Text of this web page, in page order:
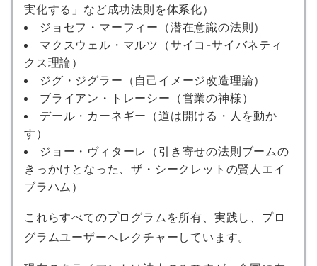
実化する」など成功法則を体系化）
ジョセフ・マーフィー（潜在意識の法則）
マクスウェル・マルツ（サイコ-サイバネティ
クス理論）
ジグ・ジグラー（自己イメージ改造理論）
ブライアン・トレーシー（営業の神様）
デール・カーネギー（道は開ける・人を動か
す）
ジョー・ヴィターレ（引き寄せの法則ブームの
きっかけとなった、ザ・シークレットの賢人エイ
ブラハム）
これらすべてのプログラムを所有、実践し、プロ
グラムユーザーへレクチャーしています。